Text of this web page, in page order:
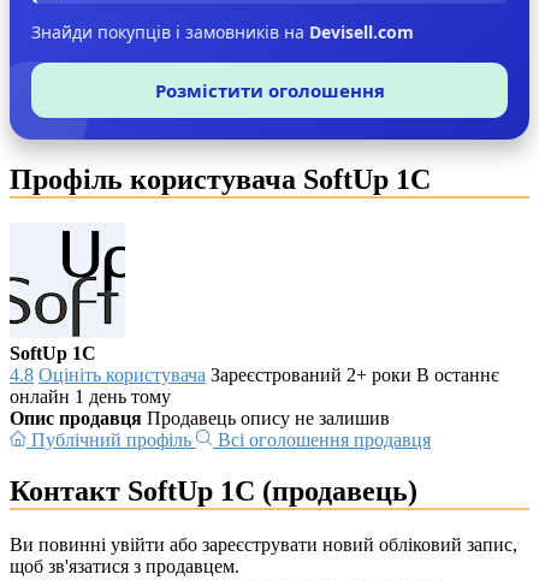
Знайди покупців і замовників на Devisell.com
Розмістити оголошення
Профіль користувача SoftUp 1C
SoftUp 1C
4.8 Оцініть користувача Зареєстрований 2+ роки В останнє
онлайн 1 день тому
Опис продавця Продавець опису не залишив
Публічний профіль
Всі оголошення продавця
Контакт SoftUp 1C (продавець)
Ви повинні увійти або зареєструвати новий обліковий запис,
щоб зв'язатися з продавцем.